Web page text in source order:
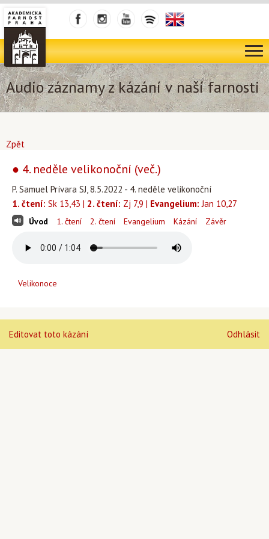
Audio záznamy z kázání v naší farnosti
Zpět
● 4. neděle velikonoční (več.)
P. Samuel Prívara SJ, 8.5.2022 - 4. neděle velikonoční
1. čtení: Sk 13,43 | 2. čtení: Zj 7,9 | Evangelium: Jan 10,27
Úvod 1. čtení 2. čtení Evangelium Kázání Závěr
Velikonoce
Editovat toto kázání Odhlásit